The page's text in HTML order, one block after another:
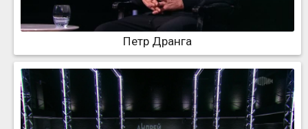
Петр Дранга